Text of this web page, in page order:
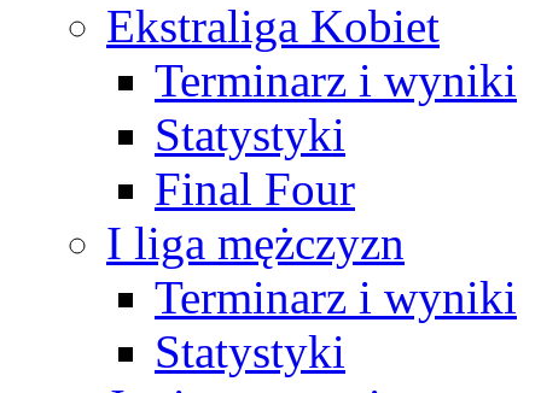
Ekstraliga Kobiet
Terminarz i wyniki
Statystyki
Final Four
I liga mężczyzn
Terminarz i wyniki
Statystyki